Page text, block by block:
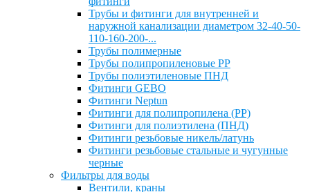
Трубы и фитинги для внутренней и
наружной канализации диаметром 32-40-50-
110-160-200-...
Трубы полимерные
Трубы полипропиленовые PP
Трубы полиэтиленовые ПНД
Фитинги GEBO
Фитинги Neptun
Фитинги для полипропилена (PP)
Фитинги для полиэтилена (ПНД)
Фитинги резьбовые никель/латунь
Фитинги резьбовые стальные и чугунные
черные
Фильтры для воды
Вентили, краны